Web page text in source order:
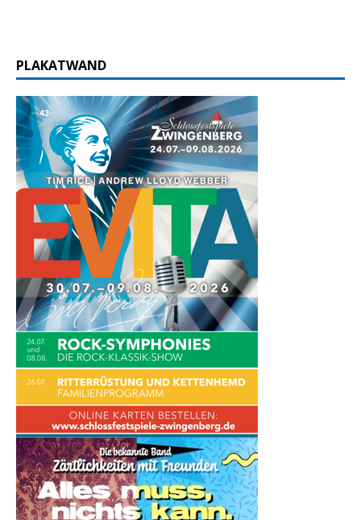
PLAKATWAND